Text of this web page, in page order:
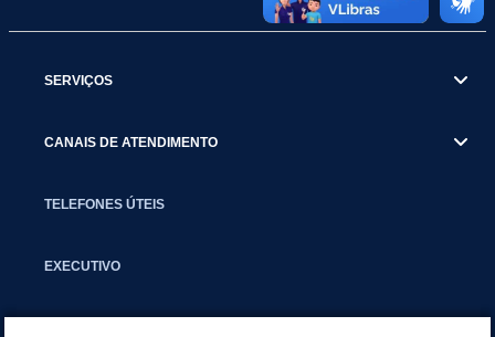
SERVIÇOS
CANAIS DE ATENDIMENTO
TELEFONES ÚTEIS
EXECUTIVO